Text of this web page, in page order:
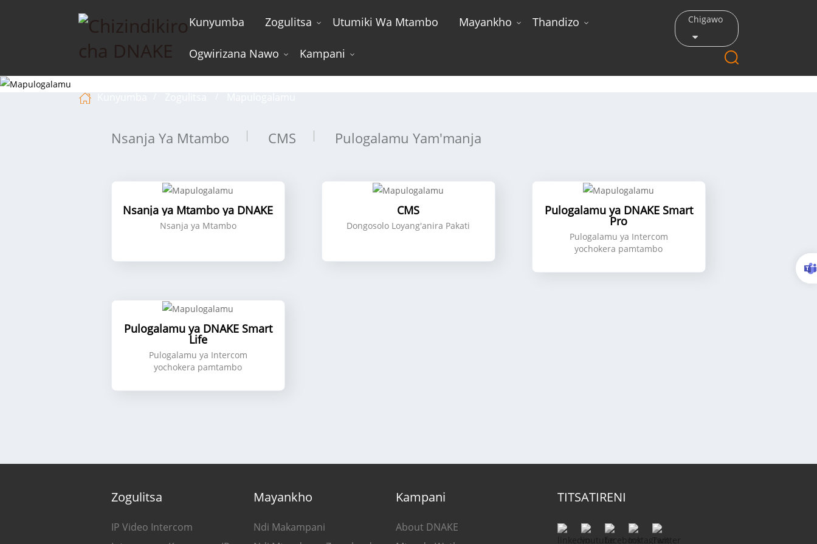
Kunyumba Zogulitsa Utumiki Wa Mtambo Mayankho Thandizo
Ogwirizana Nawo Kampani
Chigawo
Mapulogalamu
Nsanja Ya Mtambo CMS Pulogalamu Yam'manja
Nsanja ya Mtambo ya DNAKE
Nsanja ya Mtambo
CMS
Dongosolo Loyang'anira Pakati
Pulogalamu ya DNAKE Smart
Pro
Pulogalamu ya Intercom
yochokera pamtambo
Pulogalamu ya DNAKE Smart
Life
Pulogalamu ya Intercom
yochokera pamtambo
Zogulitsa
IP Video Intercom
Mayankho
Ndi Makampani
Kampani
About DNAKE
TITSATIRENI